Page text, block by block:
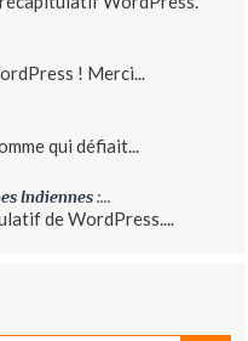
! Merci...
qui défiait...
Indiennes :...
de WordPress....